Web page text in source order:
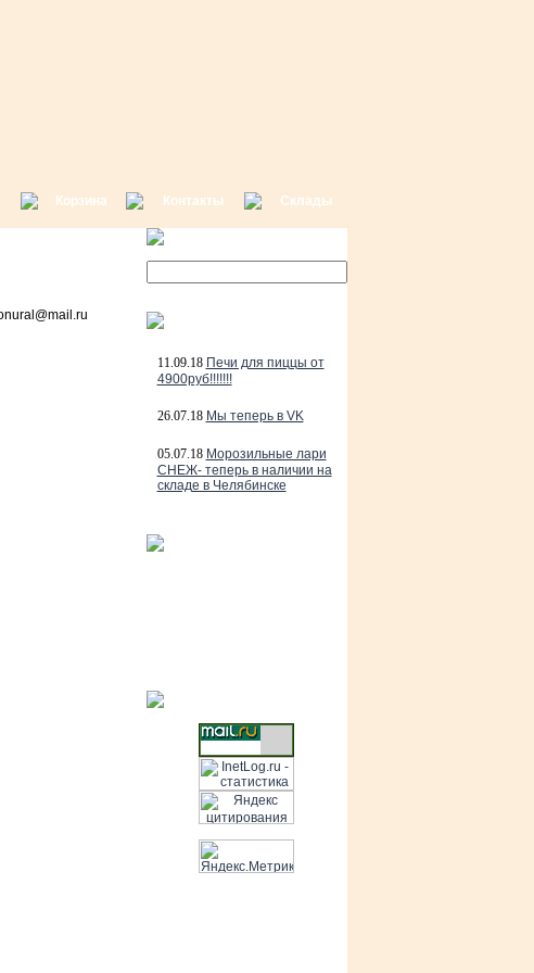
Корзина Контакты Склады
11.09.18 Печи для пиццы от
4900руб!!!!!!!
26.07.18 Мы теперь в VK
05.07.18 Морозильные лари
СНЕЖ- теперь в наличии на
складе в Челябинске